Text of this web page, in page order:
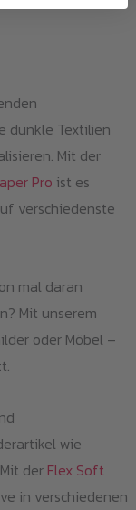
dunkle Textilien
Mit der
Pro ist es
verschiedenste
mal daran
Mit unserem
oder Möbel –
wie
der Flex Soft
in verschiedenen